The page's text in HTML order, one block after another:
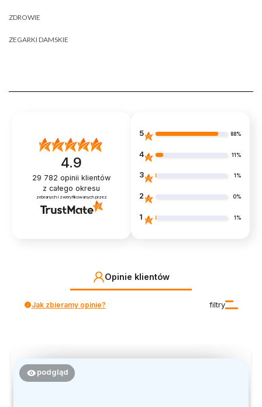
ZDROWIE
ZEGARKI DAMSKIE
4.9
29 782 opinii klientów
z całego okresu
zebranych i zweryfikowanych przez
5 88%
4 11%
3 1%
2 0%
1 1%
Opinie klientów
filtry
Jak zbieramy opinie?
podgląd